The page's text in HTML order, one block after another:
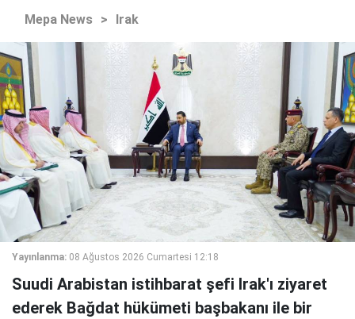
Mepa News > Irak
Yayınlanma: 08 Ağustos 2026 Cumartesi 12:18
Suudi Arabistan istihbarat şefi Irak'ı ziyaret
ederek Bağdat hükümeti başbakanı ile bir